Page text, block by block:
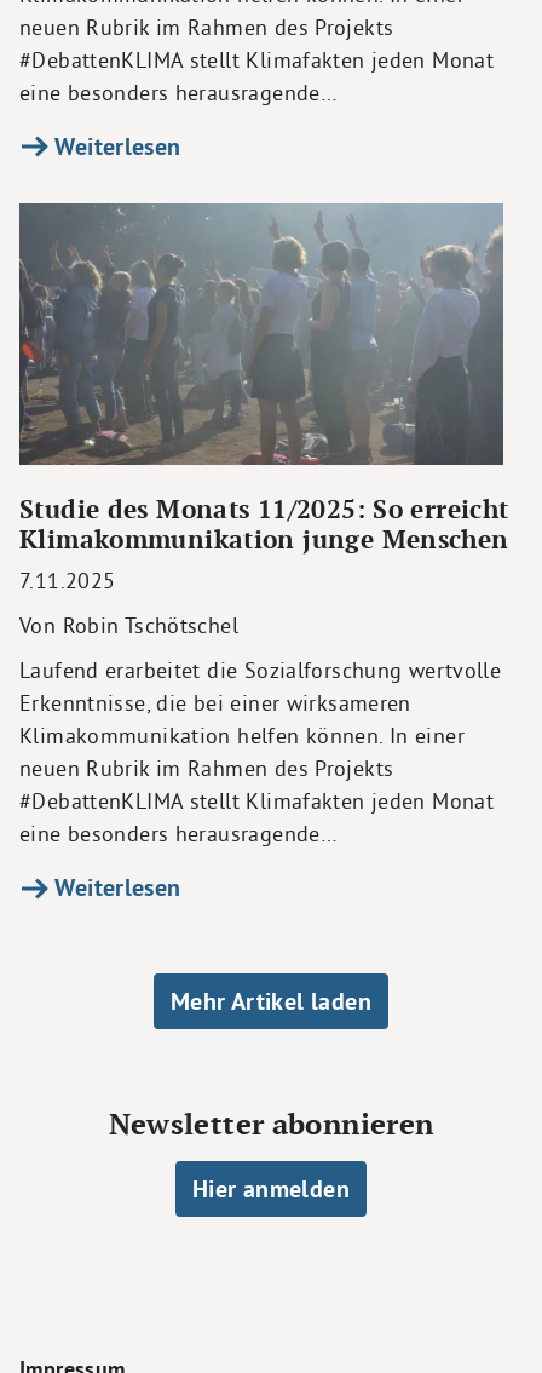
neuen Rubrik im Rahmen des Projekts
#DebattenKLIMA stellt Klimafakten jeden Monat
eine besonders herausragende…
Weiterlesen
Studie des Monats 11/2025: So erreicht
Klimakommunikation junge Menschen
7.11.2025
Von Robin Tschötschel
Laufend erarbeitet die Sozialforschung wertvolle
Erkenntnisse, die bei einer wirksameren
Klimakommunikation helfen können. In einer
neuen Rubrik im Rahmen des Projekts
#DebattenKLIMA stellt Klimafakten jeden Monat
eine besonders herausragende…
Weiterlesen
Seitennummerierung
Mehr Artikel laden
Newsletter abonnieren
Hier anmelden